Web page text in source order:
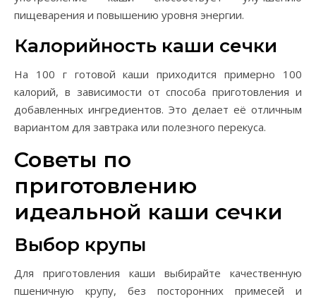
пищеварения и повышению уровня энергии.
Калорийность каши сечки
На 100 г готовой каши приходится примерно 100
калорий, в зависимости от способа приготовления и
добавленных ингредиентов. Это делает её отличным
вариантом для завтрака или полезного перекуса.
Советы по
приготовлению
идеальной каши сечки
Выбор крупы
Для приготовления каши выбирайте качественную
пшеничную крупу, без посторонних примесей и